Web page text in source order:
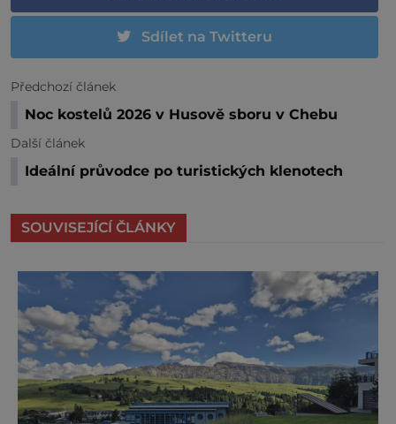
Sdílet na Twitteru
Předchozí článek
Noc kostelů 2026 v Husově sboru v Chebu
Další článek
Ideální průvodce po turistických klenotech
SOUVISEJÍCÍ ČLÁNKY